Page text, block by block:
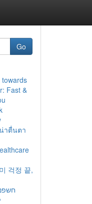
Go
Fast &
าตื่นตา
걱정 끝,